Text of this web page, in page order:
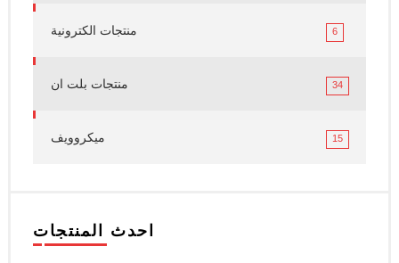
منتجات الكترونية 6
منتجات بلت ان 34
ميكروويف 15
احدث المنتجات